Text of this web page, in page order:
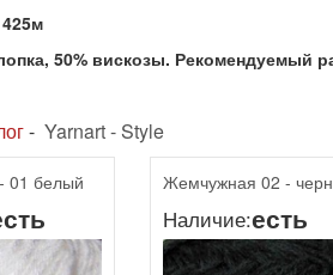
50% вискозы. Рекомендуемый
- Yarnart - Style
01 белый Жемчужная 02 -
Наличие:есть